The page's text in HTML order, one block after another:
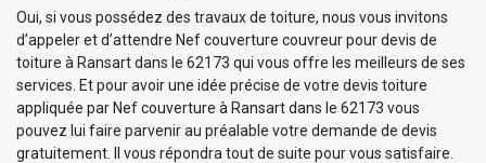
Oui, si vous possédez des travaux de toiture, nous vous invitons
d’appeler et d’attendre Nef couverture couvreur pour devis de
toiture à Ransart dans le 62173 qui vous offre les meilleurs de ses
services. Et pour avoir une idée précise de votre devis toiture
appliquée par Nef couverture à Ransart dans le 62173 vous
pouvez lui faire parvenir au préalable votre demande de devis
gratuitement. Il vous répondra tout de suite pour vous satisfaire.